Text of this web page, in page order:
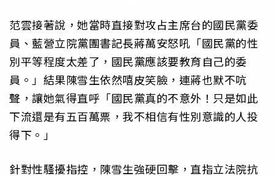
范雲接著說，她當時直接對攻占主席台的國民黨委
員、藍營立院黨團書記長蔣萬安怒吼「國民黨的性
別平等程度太差了，國民黨應該要教育自己的委
員。」結果陳雪生依然嘻皮笑臉，連蔣也默不吭
聲，讓她氣得直呼「國民黨真的不意外！只是如此
下流還是有五百萬票，我不相信有性別意識的人投
得下。」
針對性騷擾指控，陳雪生強硬回擊，直指立法院抗